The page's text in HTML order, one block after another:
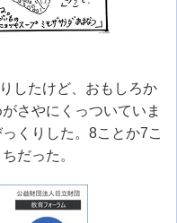
したけど、おもしろか
さやにくっついていま
くりした。8ことか7こ
だった。